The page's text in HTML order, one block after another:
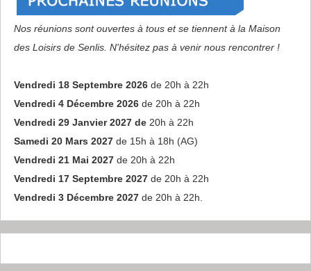
Nos réunions sont ouvertes à tous et se tiennent à la Maison
des Loisirs de Senlis. N'hésitez pas à venir nous rencontrer !
Vendredi 18 Septembre 2026de 20h à 22h
Vendredi 4 Décembre 2026de 20h à 22h
Vendredi 29 Janvier 2027 de20h à 22h
Samedi 20 Mars 2027de 15h à 18h (AG)
Vendredi 21 Mai 2027de 20h à 22h
Vendredi 17 Septembre 2027de 20h à 22h
Vendredi 3 Décembre 2027de 20h à 22h.